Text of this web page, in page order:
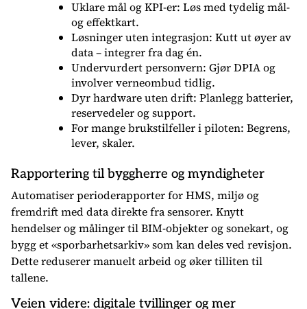
Uklare mål og KPI-er: Løs med tydelig mål-
og effektkart.
Løsninger uten integrasjon: Kutt ut øyer av
data – integrer fra dag én.
Undervurdert personvern: Gjør DPIA og
involver verneombud tidlig.
Dyr hardware uten drift: Planlegg batterier,
reservedeler og support.
For mange brukstilfeller i piloten: Begrens,
lever, skaler.
Rapportering til byggherre og myndigheter
Automatiser perioderapporter for HMS, miljø og
fremdrift med data direkte fra sensorer. Knytt
hendelser og målinger til BIM-objekter og sonekart, og
bygg et «sporbarhetsarkiv» som kan deles ved revisjon.
Dette reduserer manuelt arbeid og øker tilliten til
tallene.
Veien videre: digitale tvillinger og mer